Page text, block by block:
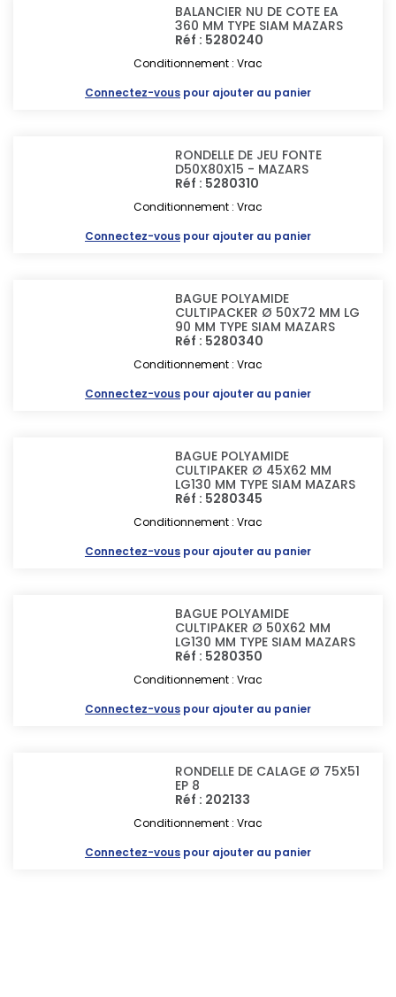
BALANCIER NU DE COTE EA
360 MM TYPE SIAM MAZARS
Réf : 5280240
Conditionnement : Vrac
Connectez-vous pour ajouter au panier
RONDELLE DE JEU FONTE
D50X80X15 - MAZARS
Réf : 5280310
Conditionnement : Vrac
Connectez-vous pour ajouter au panier
BAGUE POLYAMIDE
CULTIPACKER Ø 50X72 MM LG
90 MM TYPE SIAM MAZARS
Réf : 5280340
Conditionnement : Vrac
Connectez-vous pour ajouter au panier
BAGUE POLYAMIDE
CULTIPAKER Ø 45X62 MM
LG130 MM TYPE SIAM MAZARS
Réf : 5280345
Conditionnement : Vrac
Connectez-vous pour ajouter au panier
BAGUE POLYAMIDE
CULTIPAKER Ø 50X62 MM
LG130 MM TYPE SIAM MAZARS
Réf : 5280350
Conditionnement : Vrac
Connectez-vous pour ajouter au panier
RONDELLE DE CALAGE Ø 75X51
EP 8
Réf : 202133
Conditionnement : Vrac
Connectez-vous pour ajouter au panier